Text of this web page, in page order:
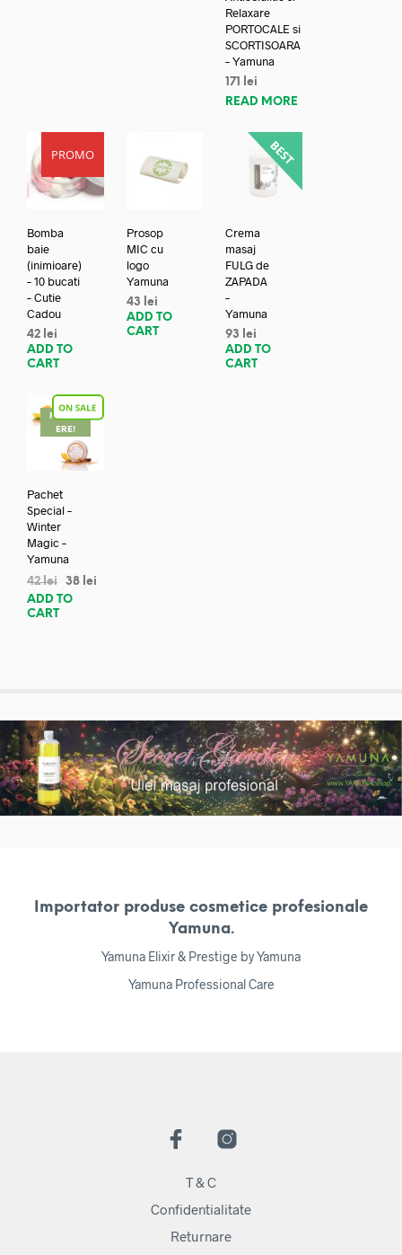
Relaxare
PORTOCALE si
SCORTISOARA
– Yamuna
171
lei
READ MORE
PROMO
Bomba
baie
(inimioare)
– 10 bucati
– Cutie
Cadou
42 lei
ADD TO
CART
Prosop
MIC cu
logo
Yamuna
43
lei
ADD TO
CART
Crema
masaj
FULG de
ZAPADA
–
Yamuna
93
lei
ADD TO
CART
REDUC
ERE!
Pachet
Special –
Winter
Magic –
Yamuna
42lei 38 lei
ADD TO
CART
Importator produse cosmetice profesionale
Yamuna.
Yamuna Elixir & Prestige by Yamuna
Yamuna Professional Care
T & C
Confidentialitate
Returnare